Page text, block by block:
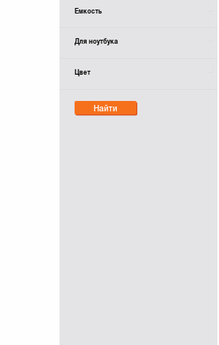
Ёмкость
Для ноутбука
Цвет
Найти